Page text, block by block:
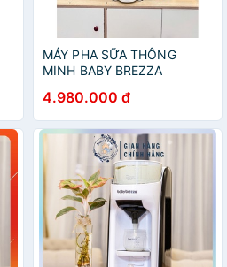
MÁY PHA SỮA THÔNG
MINH BABY BREZZA
4.980.000 đ